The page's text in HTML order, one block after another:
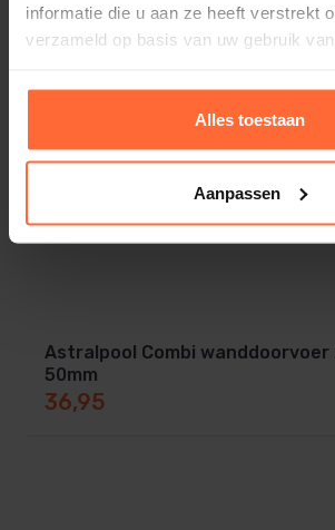
informatie die u aan ze heeft verstrekt
verzameld op basis van uw gebruik
Alles toestaan
Aanpassen
Astralpool Combi wanddoorvoer
50mm
36,95